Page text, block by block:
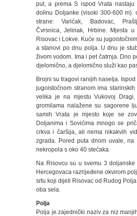
put, a prema S ispod Vrata nastaju
dolinu Doljanke (visoki 300-600 m).
strane: Varićak, Badovac,
Čvrsnica, Jelinak, Hrbine. Mjesta
Risovac i Lokve. Kuće su
a stanovi po dnu polja. U dnu je
živom vodom. Ima i pet čatrnja. Dno
djelomično, a djelomično služi kao
Brojni su tragovi ranijih naselja.
jugoistočnom stranom ima
velika je na mjestu Vukovoj Dragi.
gromilama nalažene su sagorene
samih Vrata je mjesto koje se
Doljanima i Sovićima mnogo se
crkva i čaršija, ali nema nikakvih
zgrada. Pored puta dnom uvale, na
nekropola s oko 40 stećaka.
Na Risovcu su u svemu 3
Hercegovaca razrijeđene okvirom
srtu koji dijeli Risovac od Rudog
oba sela.
Polja
Polja je zajednički naziv za niz